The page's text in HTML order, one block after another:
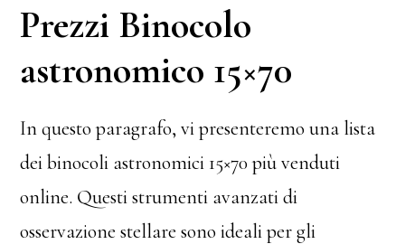
Prezzi Binocolo
astronomico 15×70
In questo paragrafo, vi presenteremo una lista
dei binocoli astronomici 15×70 più venduti
online. Questi strumenti avanzati di
osservazione stellare sono ideali per gli